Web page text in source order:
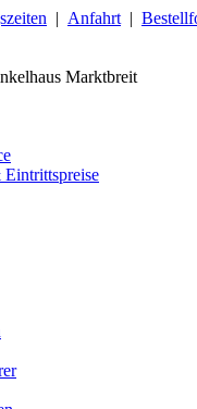
| Anfahrt |
Marktbreit